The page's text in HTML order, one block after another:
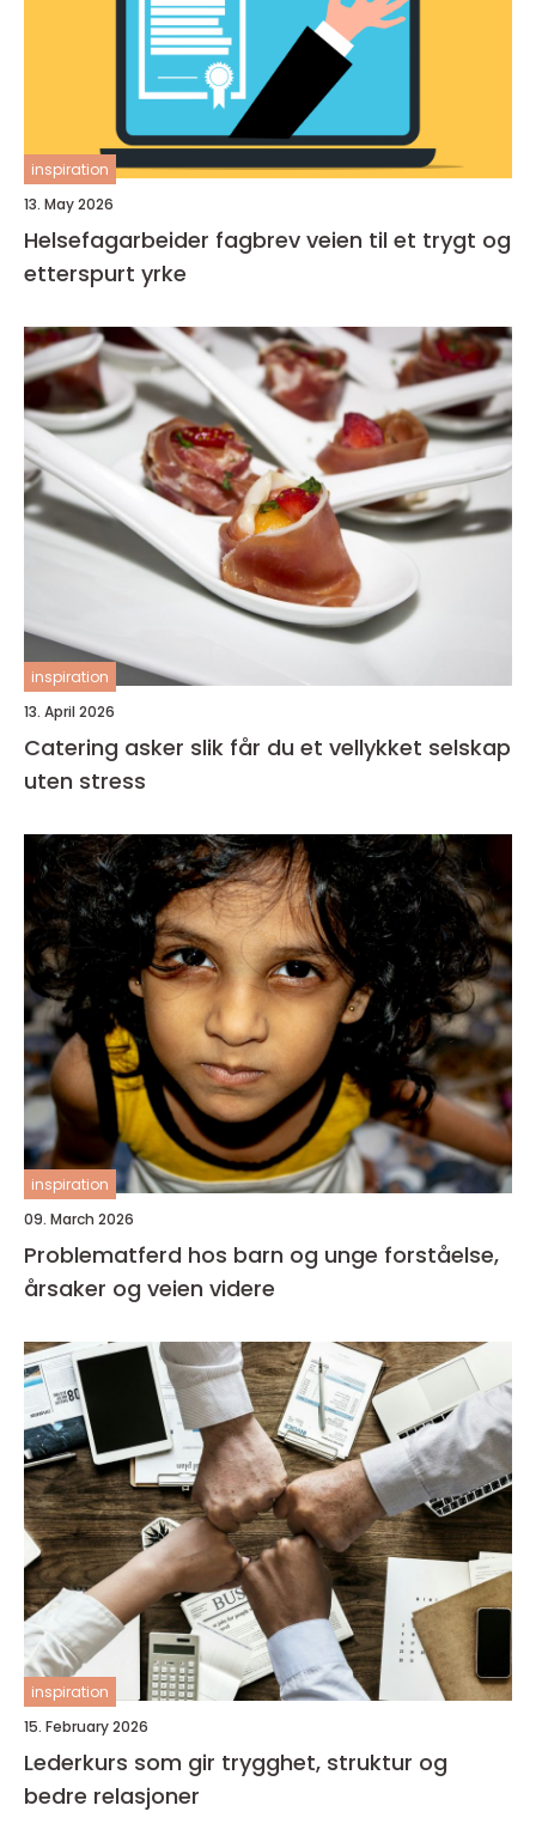
inspiration
13. May 2026
Helsefagarbeider fagbrev veien til et trygt og
etterspurt yrke
inspiration
13. April 2026
Catering asker slik får du et vellykket selskap
uten stress
inspiration
09. March 2026
Problematferd hos barn og unge forståelse,
årsaker og veien videre
inspiration
15. February 2026
Lederkurs som gir trygghet, struktur og
bedre relasjoner